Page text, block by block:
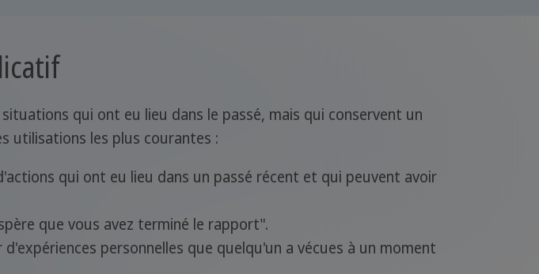
qui ont eu lieu dans le passé, mais qui conservent un
utilisations les plus courantes :
qui ont eu lieu dans un passé récent et qui peuvent avoir
que vous avez terminé le rapport".
personnelles que quelqu'un a vécues à un moment